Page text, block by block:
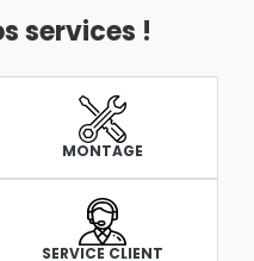
services !
MONTAGE
SERVICE CLIENT